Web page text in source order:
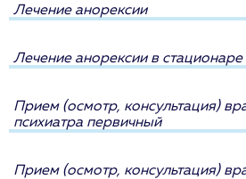
Лечение анорексии
Лечение анорексии в стационаре
Прием (осмотр, консультация)
психиатра первичный
Прием (осмотр, консультация)